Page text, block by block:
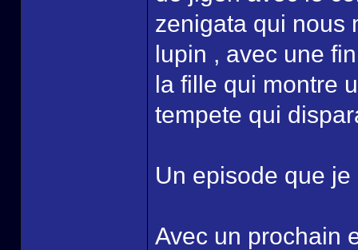
zenigata qui nous
lupin , avec une
la fille qui montre
tempete qui
Un episode que
Avec un prochain